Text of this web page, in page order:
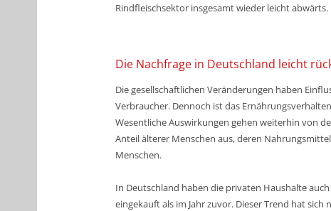
Rindfleischsektor insgesamt wieder leicht abwärts.
Die Nachfrage in Deutschland leicht
Die gesellschaftlichen Veränderungen haben
Verbraucher. Dennoch ist das
Wesentliche Auswirkungen gehen weiterhin von
Anteil älterer Menschen aus, deren
Menschen.
In Deutschland haben die privaten Haushalte
eingekauftals im Jahr zuvor. Dieser Trend hat